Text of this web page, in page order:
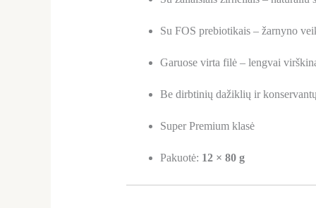
Su FOS prebiotikais – žarnyno
Garuose virta filė – lengvai
Be dirbtinių dažiklių ir
Super Premium klasė
Pakuotė: 12 × 80 g